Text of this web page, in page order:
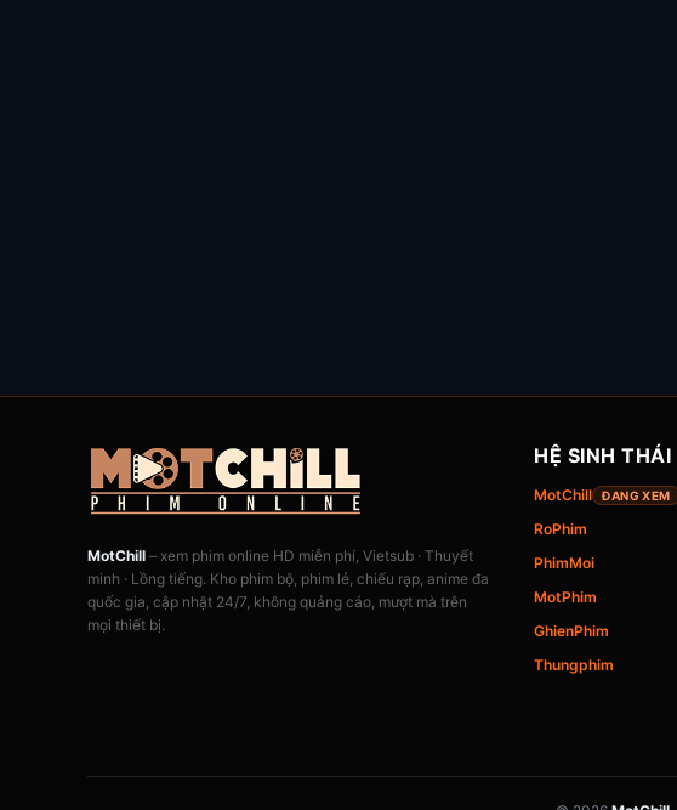
MotChill – xem phim online HD miễn phí, Vietsub · Thuyết
minh · Lồng tiếng. Kho phim bộ, phim lẻ, chiếu rạp, anime đa
quốc gia, cập nhật 24/7, không quảng cáo, mượt mà trên
mọi thiết bị.
HỆ SINH THÁI
MotChill ĐANG XEM
RoPhim
PhimMoi
MotPhim
GhienPhim
Thungphim